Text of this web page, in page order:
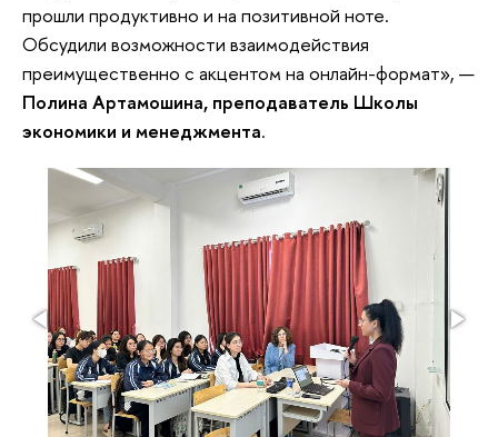
прошли продуктивно и на позитивной ноте.
Обсудили возможности взаимодействия
преимущественно с акцентом на онлайн-формат», —
Полина Артамошина, преподаватель Школы
экономики и менеджмента.